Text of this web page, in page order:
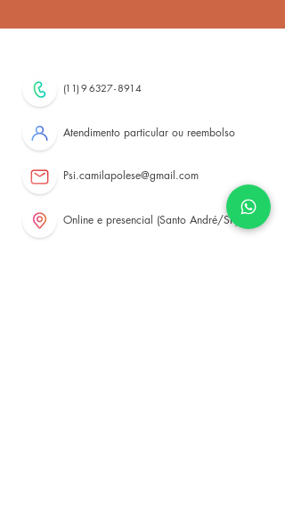
(11) 9 6327 - 8914
Atendimento particular ou reembolso
Psi.camilapolese@gmail.com
Online e presencial (Santo André/SP)